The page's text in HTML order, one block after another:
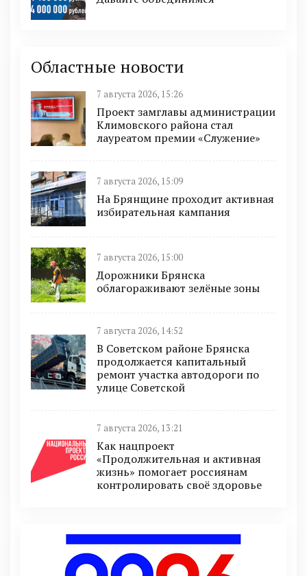
Областные новости
7 августа 2026, 15:26
Проект замглавы администрации
Климовского района стал
лауреатом премии «Служение»
7 августа 2026, 15:09
На Брянщине проходит активная
избирательная кампания
7 августа 2026, 15:00
Дорожники Брянска
облагораживают зелёные зоны
7 августа 2026, 14:52
В Советском районе Брянска
продолжается капитальный
ремонт участка автодороги по
улице Советской
7 августа 2026, 13:21
Как нацпроект
«Продолжительная и активная
жизнь» помогает россиянам
контролировать своё здоровье